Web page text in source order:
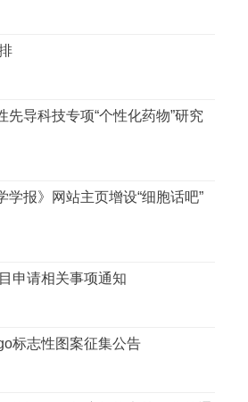
先导科技专项“个性化药物”研究
学报》网站主页增设“细胞话吧”
申请相关事项通知
标志性图案征集公告